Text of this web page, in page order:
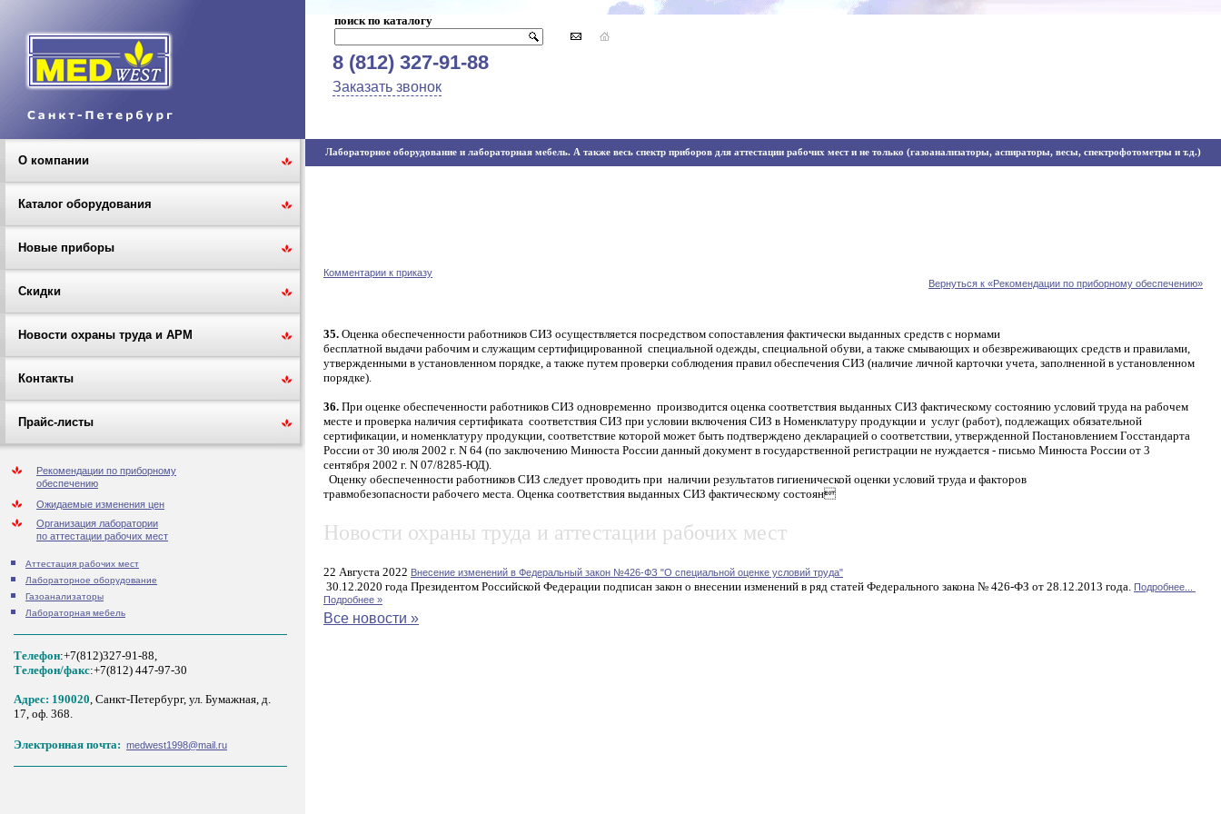
поиск по каталогу
8 (812) 327-91-88
Заказать звонок
О компании
Каталог оборудования
Новые приборы
Скидки
Новости охраны труда и АРМ
Контакты
Прайс-листы
Рекомендации по приборному
обеспечению
Ожидаемые изменения цен
Организация лаборатории
по аттестации рабочих мест
Аттестация рабочих мест
Лабораторное оборудование
Газоанализаторы
Лабораторная мебель
Телефон:+7(812)327-91-88,
Tелефон/факс:+7(812) 447-97-30
Адрес: 190020, Санкт-Петербург, ул. Бумажная, д.
17, оф. 368.
Электронная почта: medwest1998@mail.ru
Лабораторное оборудование и лабораторная мебель. А также весь спектр приборов для аттестации рабочих мест и не только (газоанализаторы, аспираторы, весы, спектрофотометры и т.д.)
Комментарии к приказу
Вернуться к «Рекомендации по приборному обеспечению»
35. Оценка обеспеченности работников СИЗ осуществляется посредством сопоставления фактически выданных средств с нормами
бесплатной выдачи рабочим и служащим сертифицированной специальной одежды, специальной обуви, а также смывающих и обезвреживающих средств и правилами,
утвержденными в установленном порядке, а также путем проверки соблюдения правил обеспечения СИЗ (наличие личной карточки учета, заполненной в установленном
порядке).
36. При оценке обеспеченности работников СИЗ одновременно производится оценка соответствия выданных СИЗ фактическому состоянию условий труда на рабочем
месте и проверка наличия сертификата соответствия СИЗ при условии включения СИЗ в Номенклатуру продукции и услуг (работ), подлежащих обязательной
сертификации, и номенклатуру продукции, соответствие которой может быть подтверждено декларацией о соответствии, утвержденной Постановлением Госстандарта
России от 30 июля 2002 г. N 64 (по заключению Минюста России данный документ в государственной регистрации не нуждается - письмо Минюста России от 3
сентября 2002 г. N 07/8285-ЮД).
Оценку обеспеченности работников СИЗ следует проводить при наличии результатов гигиенической оценки условий труда и факторов
травмобезопасности рабочего места. Оценка соответствия выданных СИЗ фактическому состоян
Новости охраны труда и аттестации рабочих мест
22 Августа 2022 Внесение изменений в Федеральный закон №426-ФЗ "О специальной оценке условий труда"
30.12.2020 года Президентом Российской Федерации подписан закон о внесении изменений в ряд статей Федерального закона № 426-ФЗ от 28.12.2013 года.
Подробнее...
Подробнее »
Все новости »